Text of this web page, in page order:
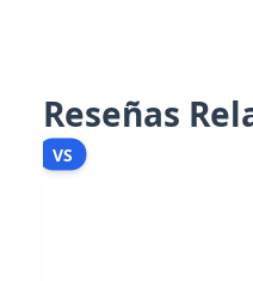
Reseñas
VS